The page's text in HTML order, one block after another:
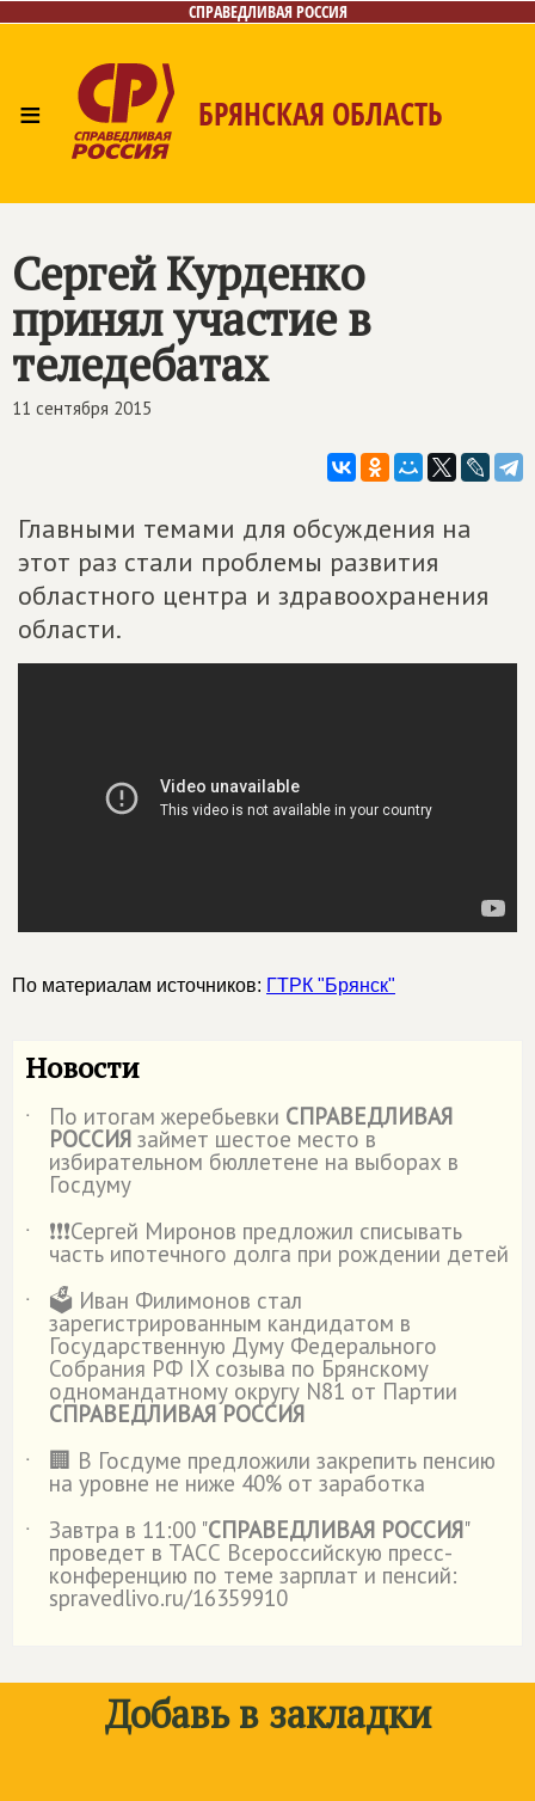
СПРАВЕДЛИВАЯ РОССИЯ
≡ БРЯНСКАЯ ОБЛАСТЬ
Сергей Курденко
принял участие в
теледебатах
11 сентября 2015
Главными темами для обсуждения на
этот раз стали проблемы развития
областного центра и здравоохранения
области.
По материалам источников: ГТРК "Брянск"
Новости
˙ По итогам жеребьевки СПРАВЕДЛИВАЯ
РОССИЯ займет шестое место в
избирательном бюллетене на выборах в
Госдуму
˙
❗️❗️❗️Сергей Миронов предложил списывать
часть ипотечного долга при рождении детей
˙
🗳️ Иван Филимонов стал
зарегистрированным кандидатом в
Государственную Думу Федерального
Собрания РФ IX созыва по Брянскому
одномандатному округу N81 от Партии
СПРАВЕДЛИВАЯ РОССИЯ
˙
🏢 В Госдуме предложили закрепить пенсию
на уровне не ниже 40% от заработка
˙
Завтра в 11:00 "СПРАВЕДЛИВАЯ РОССИЯ"
проведет в ТАСС Всероссийскую пресс-
конференцию по теме зарплат и пенсий:
spravedlivo.ru/16359910
Добавь в закладки